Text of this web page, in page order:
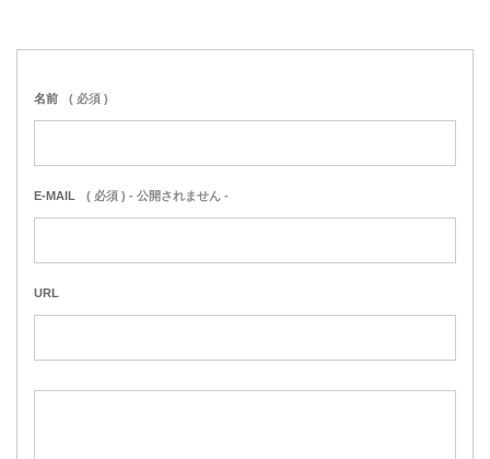
名前 ( 必須 )
E-MAIL ( 必須 ) - 公開されません -
URL